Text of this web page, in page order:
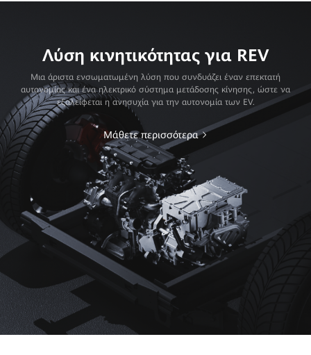
Λύση κινητικότητας για REV
Μια άριστα ενσωματωμένη λύση που συνδυάζει έναν επεκτατή
αυτονομίας και ένα ηλεκτρικό σύστημα μετάδοσης κίνησης, ώστε να
εξαλείφεται η ανησυχία για την αυτονομία των EV.
Μάθετε περισσότερα